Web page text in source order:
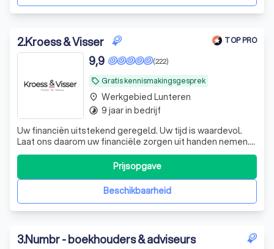
2.Kroess & Visser TOP PRO
local_offer Gratis kennismakingsgesprek
(222)
9,9
Uw financiën uitstekend geregeld. Uw tijd is waardevol.
Laat ons daarom uw financiële zorgen uit handen nemen.
De experts van KroessVisser beheren al uw financiële
processen van A tot Z, zodat u met een gerust hart kunt
ondernemen. KroessVisser | Finance - Tax - Advisory ☎️
Plan een GRATIS ADVIESBeschikbaarheid
Prijsopgave
place Werkgebied Lunteren
timelapse 9 jaar in bedrijf
3.Numbr - boekhouders & adviseurs